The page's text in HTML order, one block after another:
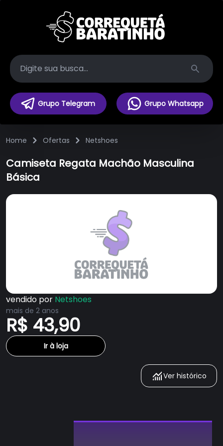
Search
Grupo Telegram Grupo Whatsapp
Home Ofertas Netshoes
Camiseta Regata Machão Masculina
Básica
vendido por Netshoes
mais de 2 anos
R$ 43,90
Ir à loja
Ver histórico